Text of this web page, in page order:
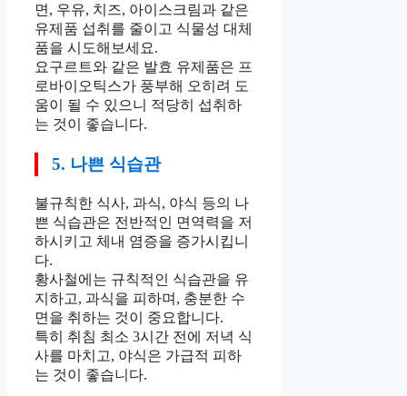
면, 우유, 치즈, 아이스크림과 같은
유제품 섭취를 줄이고 식물성 대체
품을 시도해보세요.
요구르트와 같은 발효 유제품은 프
로바이오틱스가 풍부해 오히려 도
움이 될 수 있으니 적당히 섭취하
는 것이 좋습니다.
5. 나쁜 식습관
불규칙한 식사, 과식, 야식 등의 나
쁜 식습관은 전반적인 면역력을 저
하시키고 체내 염증을 증가시킵니
다.
황사철에는 규칙적인 식습관을 유
지하고, 과식을 피하며, 충분한 수
면을 취하는 것이 중요합니다.
특히 취침 최소 3시간 전에 저녁 식
사를 마치고, 야식은 가급적 피하
는 것이 좋습니다.